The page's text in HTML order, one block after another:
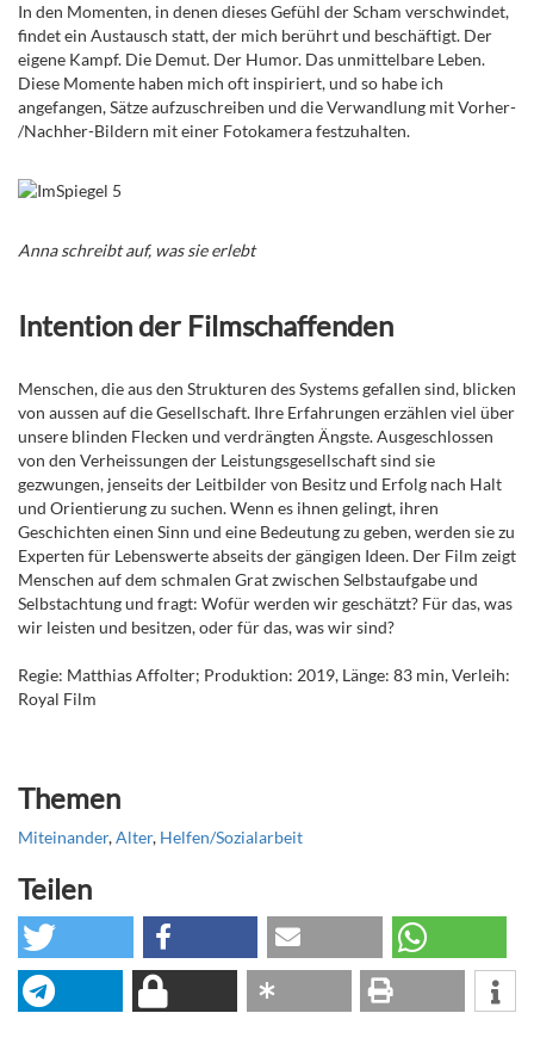
In den Momenten, in denen dieses Gefühl der Scham verschwindet,
findet ein Austausch statt, der mich berührt und beschäftigt. Der
eigene Kampf. Die Demut. Der Humor. Das unmittelbare Leben.
Diese Momente haben mich oft inspiriert, und so habe ich
angefangen, Sätze aufzuschreiben und die Verwandlung mit Vorher-
/Nachher-Bildern mit einer Fotokamera festzuhalten.
Anna schreibt auf, was sie erlebt
Intention der Filmschaffenden
Menschen, die aus den Strukturen des Systems gefallen sind, blicken
von aussen auf die Gesellschaft. Ihre Erfahrungen erzählen viel über
unsere blinden Flecken und verdrängten Ängste. Ausgeschlossen
von den Verheissungen der Leistungsgesellschaft sind sie
gezwungen, jenseits der Leitbilder von Besitz und Erfolg nach Halt
und Orientierung zu suchen. Wenn es ihnen gelingt, ihren
Geschichten einen Sinn und eine Bedeutung zu geben, werden sie zu
Experten für Lebenswerte abseits der gängigen Ideen. Der Film zeigt
Menschen auf dem schmalen Grat zwischen Selbstaufgabe und
Selbstachtung und fragt: Wofür werden wir geschätzt? Für das, was
wir leisten und besitzen, oder für das, was wir sind?
Regie: Matthias Affolter; Produktion: 2019, Länge: 83 min, Verleih:
Royal Film
Themen
Miteinander,Alter, Helfen/Sozialarbeit
Teilen